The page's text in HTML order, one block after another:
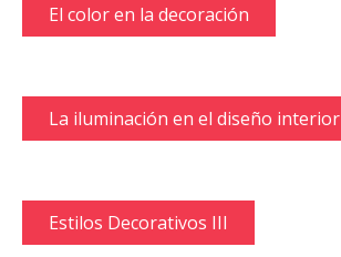
El color en la decoración
La iluminación en el diseño interior
Estilos Decorativos III